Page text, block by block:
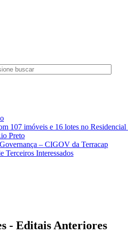
107 imóveis e 16 lotes no Residencial
Preto
– CIGOV da Terracap
Terceiros Interessados
- Editais Anteriores